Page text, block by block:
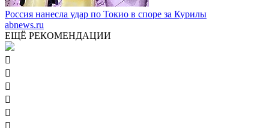
Россия нанесла удар по Токио в споре за Курилы
abnews.ru
ЕЩЁ РЕКОМЕНДАЦИИ





